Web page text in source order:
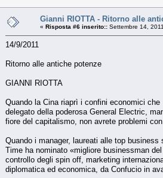
Gianni RIOTTA - Ritorno alle
« Risposta #6 inserito:: Settembre 14,
14/9/2011
Ritorno alle antiche potenze
GIANNI RIOTTA
Quando la Cina riaprì i confini economici
delegato della poderosa General Electric,
fiore del capitalismo, non avrete problemi
Quando i manager, laureati alle top
Time ha nominato «migliore businessman
controllo degli spin off, marketing
diplomatica ed economica, da Confucio in